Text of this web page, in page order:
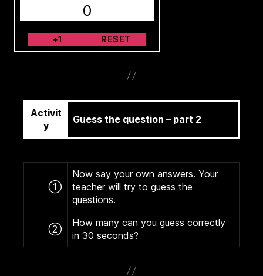
0
+1 RESET
Activit
y
Guess the question – part 2
①
Now say your own answers. Your
teacher will try to guess the
questions.
②
How many can you guess correctly
in 30 seconds?